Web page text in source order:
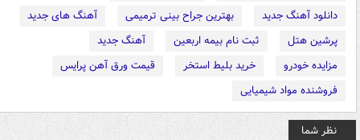
دانلود آهنگ جدید
بهترین جراح بینی ترمیمی
آهنگ های جدید
پرشین هتل
ثبت نام بیمه اربعین
آهنگ جدید
مزایده خودرو
خرید بلیط استخر
قیمت ورق آهن پرایس
فروشنده مواد شیمیایی
نظر شما